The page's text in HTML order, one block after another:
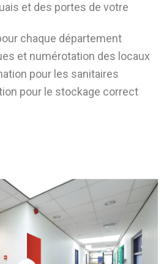
et des portes de votre
chaque département
et numérotation des locaux
pour les sanitaires
pour le stockage correct